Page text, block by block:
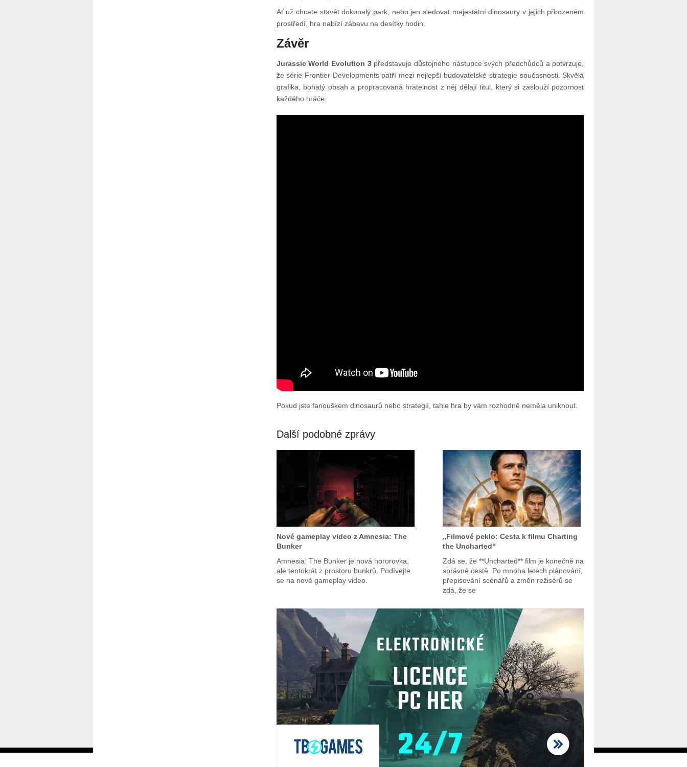
Ať už chcete stavět dokonalý park, nebo jen sledovat majestátní dinosaury v jejich přirozeném
prostředí, hra nabízí zábavu na desítky hodin.
Závěr
Jurassic World Evolution 3představuje důstojného nástupce svých předchůdců a potvrzuje,
že série Frontier Developments patří mezi nejlepší budovatelské strategie současnosti. Skvělá
grafika, bohatý obsah a propracovaná hratelnost z něj dělají titul, který si zaslouží pozornost
každého hráče.
Pokud jste fanouškem dinosaurů nebo strategií, tahle hra by vám rozhodně neměla uniknout.
Další podobné zprávy
Nové gameplay video z Amnesia: The
Bunker
Amnesia: The Bunker je nová hororovka,
ale tentokrát z prostoru bunkrů. Podívejte
se na nové gameplay video.
„Filmové peklo: Cesta k filmu Charting
the Uncharted“
Zdá se, že **Uncharted** film je konečně na
správné cestě. Po mnoha letech plánování,
přepisování scénářů a změn režisérů se
zdá, že se